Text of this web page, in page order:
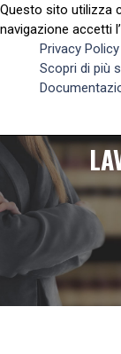
Questo sito utilizza
navigazione accetti
Privacy Policy
Scopri di più